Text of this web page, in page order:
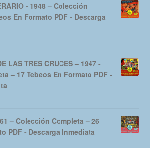
- 1948 – Colección
En Formato PDF - Descarga
LAS TRES CRUCES – 1947 -
– 17 Tebeos En Formato PDF -
– Colección Completa – 26
PDF - Descarga Inmediata